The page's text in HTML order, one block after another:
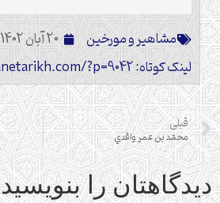
مشاهیر و مورخین
20 آبان 1402
لینک کوتاه: https://sokhanetarikh.com/?p=9042
قبلی
محمّد بن عمر واقدي
دیدگاهتان را بنویسید